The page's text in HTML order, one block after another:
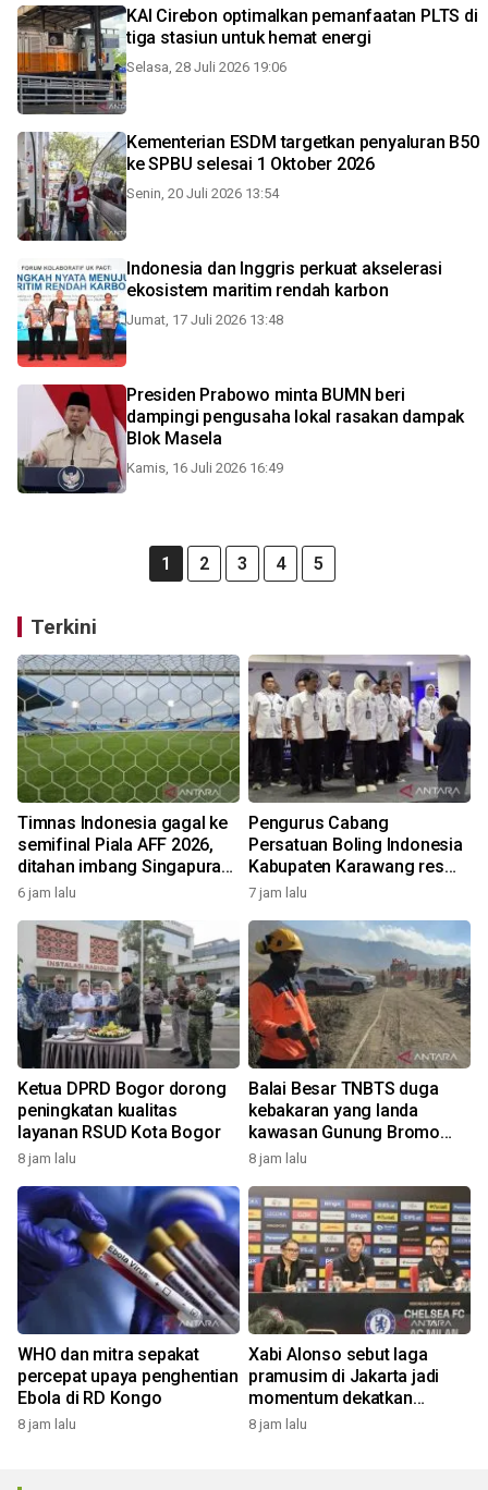
KAI Cirebon optimalkan pemanfaatan PLTS di
tiga stasiun untuk hemat energi
Selasa, 28 Juli 2026 19:06
Kementerian ESDM targetkan penyaluran B50
ke SPBU selesai 1 Oktober 2026
Senin, 20 Juli 2026 13:54
Indonesia dan Inggris perkuat akselerasi
ekosistem maritim rendah karbon
Jumat, 17 Juli 2026 13:48
Presiden Prabowo minta BUMN beri
dampingi pengusaha lokal rasakan dampak
Blok Masela
Kamis, 16 Juli 2026 16:49
1 2 3 4 5
Terkini
Timnas Indonesia gagal ke
semifinal Piala AFF 2026,
ditahan imbang Singapura
1-1
6 jam lalu
Pengurus Cabang
Persatuan Boling Indonesia
Kabupaten Karawang resmi
terbentuk
7 jam lalu
Ketua DPRD Bogor dorong
peningkatan kualitas
layanan RSUD Kota Bogor
8 jam lalu
Balai Besar TNBTS duga
kebakaran yang landa
kawasan Gunung Bromo
karena aktivitas manusia
8 jam lalu
WHO dan mitra sepakat
percepat upaya penghentian
Ebola di RD Kongo
8 jam lalu
Xabi Alonso sebut laga
pramusim di Jakarta jadi
momentum dekatkan
Chelsea dengan penggemar
8 jam lalu